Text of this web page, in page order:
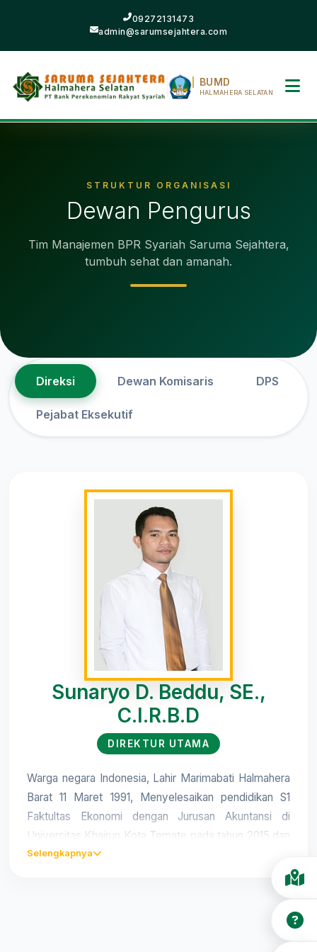
09272131473
admin@sarumsejahtera.com
BUMD
HALMAHERA SELATAN
STRUKTUR ORGANISASI
Dewan Pengurus
Tim Manajemen BPR Syariah Saruma Sejahtera,
tumbuh sehat dan amanah.
Direksi Dewan Komisaris DPS
Pejabat Eksekutif
Sunaryo D. Beddu, SE.,
C.I.R.B.D
DIREKTUR UTAMA
Warga negara Indonesia, Lahir Marimabati Halmahera
Barat 11 Maret 1991, Menyelesaikan pendidikan S1
Faktultas Ekonomi dengan Jurusan Akuntansi di
Universitas Khairun Kota Ternate pada tahun 2015 dan
memiliki CERTIF Direktur Tingkat 1 pada tanggal 27
November 2023. Sebelum Menjabat sebagai Direktur
Utama, pernah bekerja sebagai Staf Accounting PT
Jatiluhur Gemilang tahun 2017-2018, bergabung
dengan BPR Syariah Saruma Sejahtera Halsel sebagai
Selengkapnya